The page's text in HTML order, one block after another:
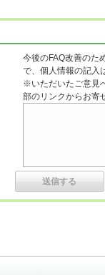
今後のFAQ改善のた
で、個人情報の記入
※いただいたご意見
部のリンクからお寄